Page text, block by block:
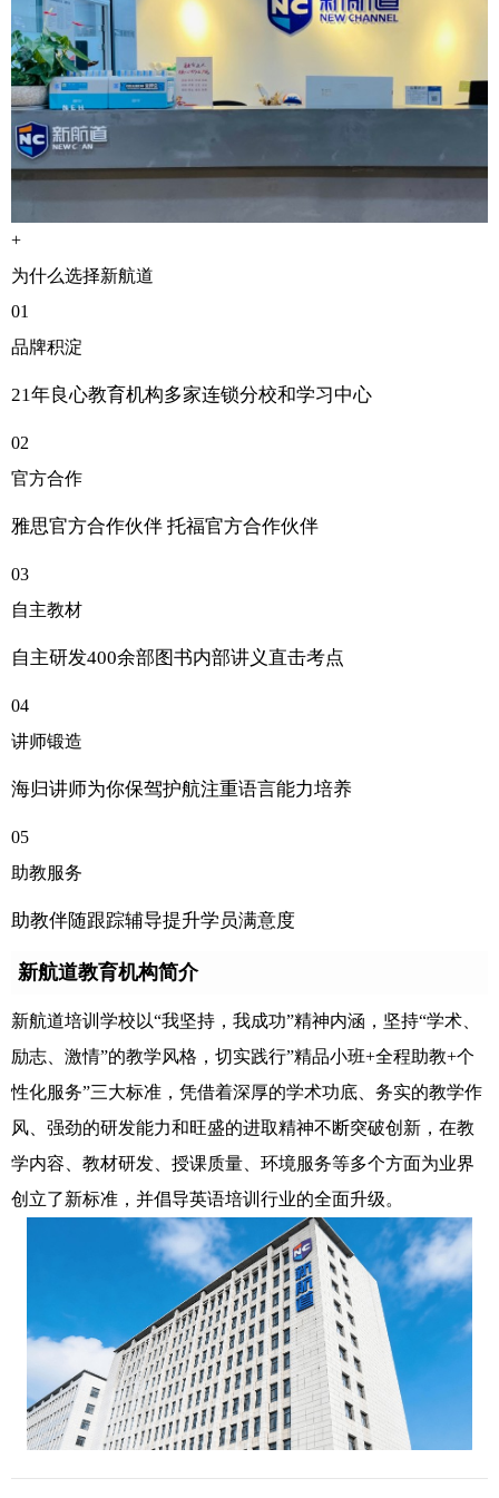
+
为什么选择新航道
01
品牌积淀
21年良心教育机构多家连锁分校和学习中心
02
官方合作
雅思官方合作伙伴 托福官方合作伙伴
03
自主教材
自主研发400余部图书内部讲义直击考点
04
讲师锻造
海归讲师为你保驾护航注重语言能力培养
05
助教服务
助教伴随跟踪辅导提升学员满意度
新航道教育机构简介
新航道培训学校以“我坚持，我成功”精神内涵，坚持“学术、
励志、激情”的教学风格，切实践行”精品小班+全程助教+个
性化服务”三大标准，凭借着深厚的学术功底、务实的教学作
风、强劲的研发能力和旺盛的进取精神不断突破创新，在教
学内容、教材研发、授课质量、环境服务等多个方面为业界
创立了新标准，并倡导英语培训行业的全面升级。